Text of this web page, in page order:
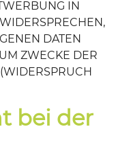
IN
DATEN
ZWECKE DER
bei der